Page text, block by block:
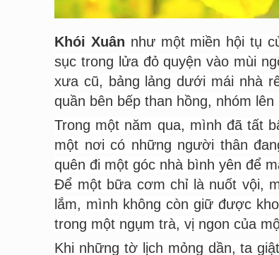
Khói Xuân như một miền hội tụ
sục trong lửa đỏ quyện vào mùi
xưa cũ, bảng lảng dưới mái nhà
quần bên bếp than hồng, nhóm lên
Trong một năm qua, mình đã tất
một nơi có những người thân
quên đi một góc nhà bình yên để
Để một bữa cơm chỉ là nuốt vội,
lắm, mình không còn giữ được
trong một ngụm trà, vị ngon của
Khi những tờ lịch mỏng dần, ta